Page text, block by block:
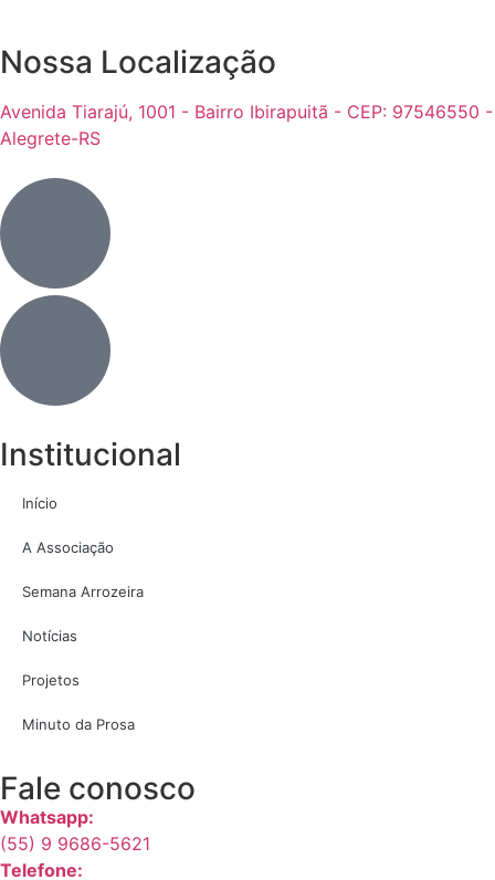
Nossa Localização
Avenida Tiarajú, 1001 - Bairro Ibirapuitã - CEP: 97546550 -
Alegrete-RS
Institucional
Início
A Associação
Semana Arrozeira
Notícias
Projetos
Minuto da Prosa
Fale conosco
Whatsapp:
(55) 9 9686-5621
Telefone: